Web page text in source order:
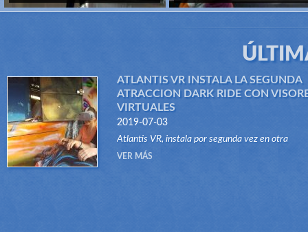
ATLANTIS VR INSTALA LA SEGUNDA
ATRACCION DARK RIDE CON
VIRTUALES
2019-07-03
Atlantis VR, instala por segunda vez en otra
atracción del tipo Dark Ride, su sistema "VR
VER MÁS